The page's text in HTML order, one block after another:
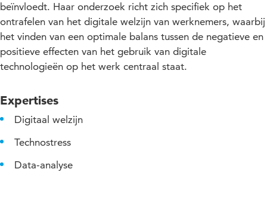
beïnvloedt. Haar onderzoek richt zich specifiek op het
ontrafelen van het digitale welzijn van werknemers, waarbij
het vinden van een optimale balans tussen de negatieve en
positieve effecten van het gebruik van digitale
technologieën op het werk centraal staat.
Expertises
Digitaal welzijn
Technostress
Data-analyse